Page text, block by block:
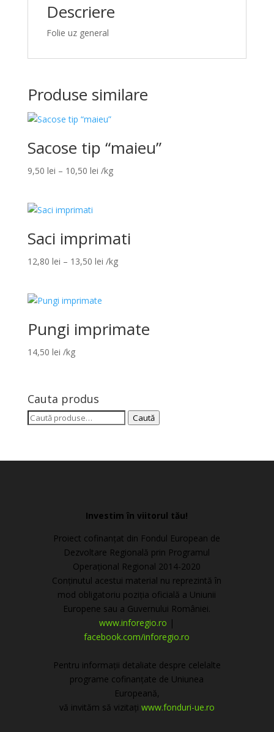
Descriere
Folie uz general
Produse similare
Sacose tip “maieu”
9,50 lei – 10,50 leiInterval
la
/kg
Saci imprimati
12,80 lei – 13,50 leiInterval
la
/kg
Pungi imprimate
14,50 lei /kg
Cauta produs
Caută
Caută
Investim în viitorul tău!
Proiect cofinanțat din Fondul European de
Dezvoltare Regională prin Programul
Operațional Regional 2014-2020
Conținutul acestui material nu reprezintă în
mod obligatoriu poziția oficială a Uniunii
Europene sau a Guvernului României.
www.inforegio.ro |
facebook.com/inforegio.ro
Pentru informații detaliate despre celelalte
programe cofinanțate de Uniunea
Europeană,
vă invităm să vizitați www.fonduri-ue.ro